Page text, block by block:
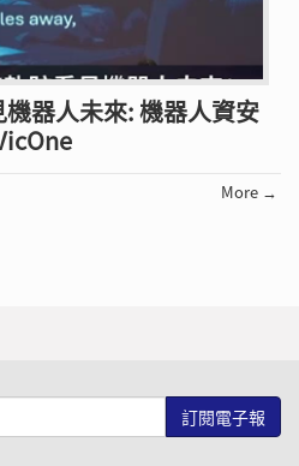
器人未來: 機器人資安
More →